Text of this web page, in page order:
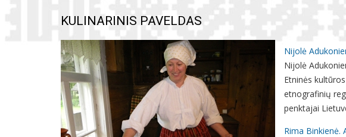
KULINARINIS PAVELDAS
Nijolė
Nijolė
Etninės
etnografinių
penktajai
Rima Binkienė.